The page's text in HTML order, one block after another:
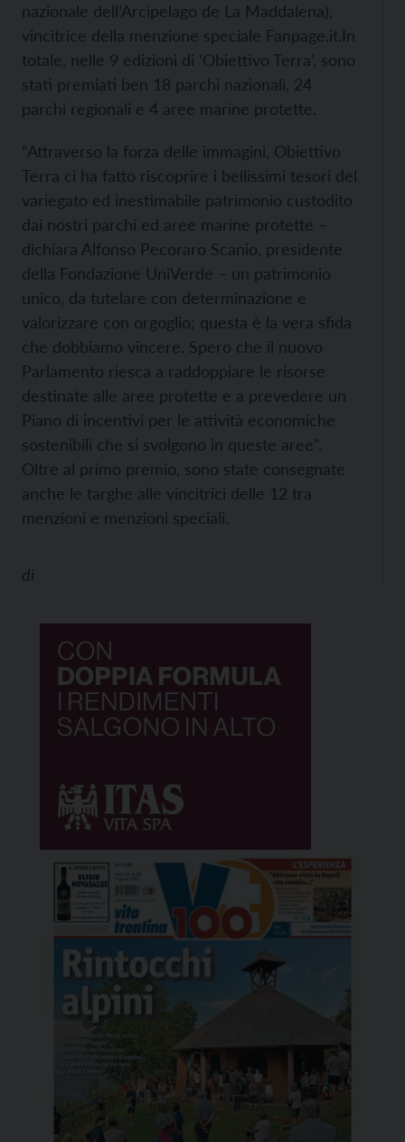
nazionale dell’Arcipelago de La Maddalena),
vincitrice della menzione speciale Fanpage.it.In
totale, nelle 9 edizioni di ‘Obiettivo Terra’, sono
stati premiati ben 18 parchi nazionali, 24
parchi regionali e 4 aree marine protette.
“Attraverso la forza delle immagini, Obiettivo
Terra ci ha fatto riscoprire i bellissimi tesori del
variegato ed inestimabile patrimonio custodito
dai nostri parchi ed aree marine protette –
dichiara Alfonso Pecoraro Scanio, presidente
della Fondazione UniVerde – un patrimonio
unico, da tutelare con determinazione e
valorizzare con orgoglio; questa è la vera sfida
che dobbiamo vincere. Spero che il nuovo
Parlamento riesca a raddoppiare le risorse
destinate alle aree protette e a prevedere un
Piano di incentivi per le attività economiche
sostenibili che si svolgono in queste aree”.
Oltre al primo premio, sono state consegnate
anche le targhe alle vincitrici delle 12 tra
menzioni e menzioni speciali.
di